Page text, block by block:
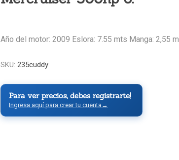
Año del motor: 2009 Eslora: 7.55 mts Manga: 2,55 m
SKU: 235cuddy
Para ver precios, debes registrarte!
Ingresa aquí para crear tu cuenta →